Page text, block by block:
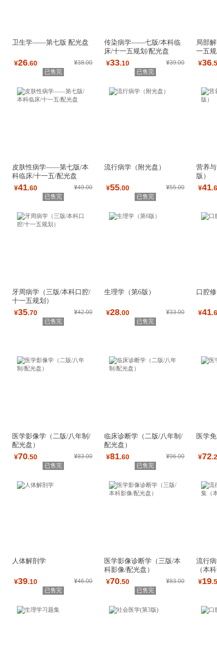
卫生学——第七版 配光盘
¥26.60 ¥38.00
已售完
传染病学——七版/本科临
床/十一五规划/配光盘
¥33.10 ¥39.00
已售完
局部
一五
¥36
皮肤性病学——第七版/本
科临床/十一五/配光盘
¥41.60 ¥49.00
已售完
流行病学（附光盘）
¥55.00 ¥55.00
已售完
营养
版）
¥41
牙周病学（三版/本科口腔/
十一五规划）
¥35.70 ¥42.00
已售完
生理学（第6版）
¥28.00 ¥33.00
已售完
口腔
¥41
医学影像学（二版/八年制/
配光盘）
¥70.50 ¥83.00
已售完
临床诊断学（二版/八年制/
配光盘）
¥81.60 ¥96.00
已售完
医学
¥72
人体解剖学
¥39.10 ¥46.00
已售完
医学影像诊断学（三版/本
科影像/配光盘）
¥70.50 ¥83.00
已售完
流行
（本
¥19